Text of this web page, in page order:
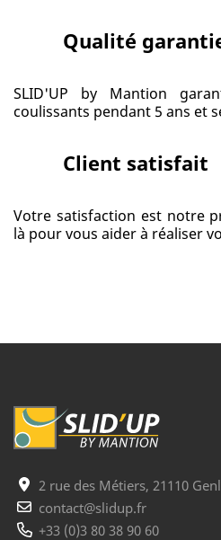
Qualité
SLID'UP by Mantion
coulissants pendant 5 ans et
Client satisfait
Votre satisfaction est notre
là pour vous aider à réaliser
2 rue des Métiers, 21110
contact@slidup.fr
+33 (0)3 80 38 90 60